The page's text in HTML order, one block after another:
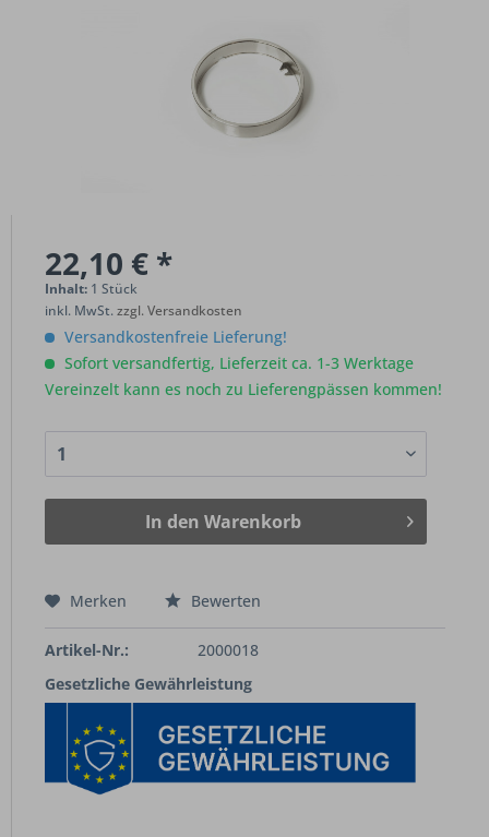
22,10 € *
Inhalt: 1 Stück
inkl. MwSt.zzgl. Versandkosten
Versandkostenfreie Lieferung!
Sofort versandfertig, Lieferzeit ca. 1-3 Werktage
Vereinzelt kann es noch zu Lieferengpässen kommen!
In den Warenkorb
Merken Bewerten
Artikel-Nr.:
2000018
Gesetzliche Gewährleistung